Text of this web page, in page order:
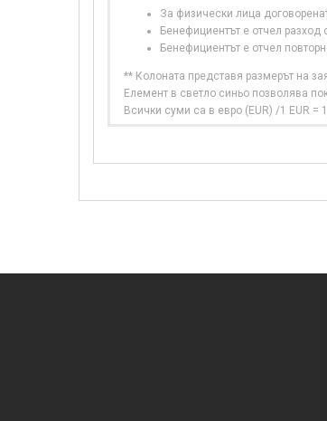
За физически лица
Бенефициентът е отчел
Бенефициентът е отчел
** Колоната представя размерът на
Елемент в светло синьо позволява
Всички суми са в евро (EUR) /1 EUR =